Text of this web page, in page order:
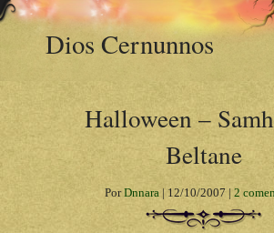
Dios Cernunnos
Halloween –
Beltane
PorDnnara | 12/10/2007 | 2